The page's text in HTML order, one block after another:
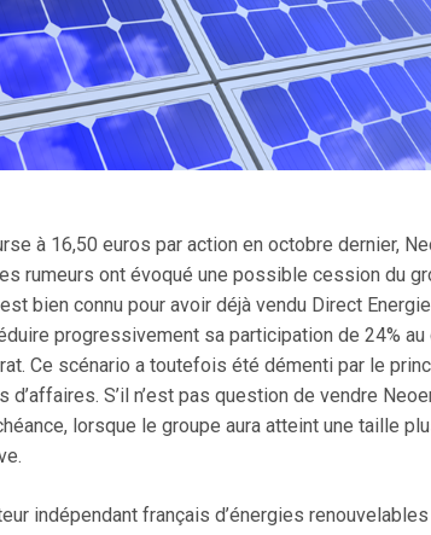
à 16,50 euros par action en octobre dernier,
rumeurs ont évoqué une possible cession du
bien connu pour avoir déjà vendu Direct
progressivement sa participation de 24%
Ce scénario a toutefois été démenti par le
S’il n’est pas question de vendre
lorsque le groupe aura atteint une taille
indépendant français d’énergies